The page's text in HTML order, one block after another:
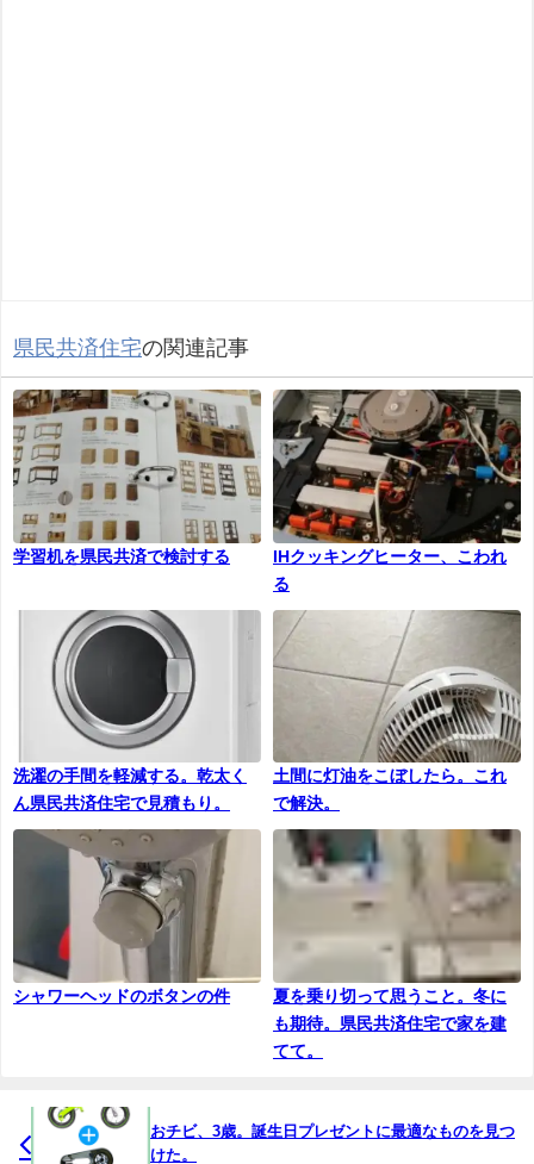
県民共済住宅の関連記事
学習机を県民共済で検討する
IHクッキングヒーター、こわれ
る
洗濯の手間を軽減する。乾太く
ん県民共済住宅で見積もり。
土間に灯油をこぼしたら。これ
で解決。
シャワーヘッドのボタンの件
夏を乗り切って思うこと。冬に
も期待。県民共済住宅で家を建
てて。
おチビ、3歳。誕生日プレゼントに最適なものを見つ
けた。